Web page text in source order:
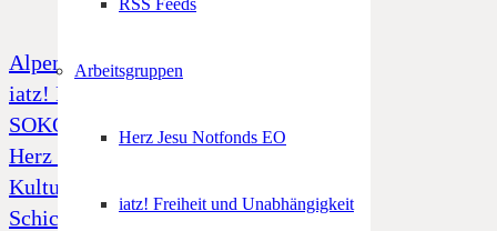
Arbeitsgruppen
Herz Jesu Notfonds EO
iatz! Freiheit und Unabhängigkeit
Alpenregionstreffen
iatz! Freiheit und Unabhängigkeit
SOKO Tatort „Alto Adige“
Herz Jesu Notfonds
Kulturfonds
Schicksal 39